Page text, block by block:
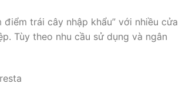
điểm trái cây nhập khẩu” với nhiều cửa
Tùy theo nhu cầu sử dụng và ngân